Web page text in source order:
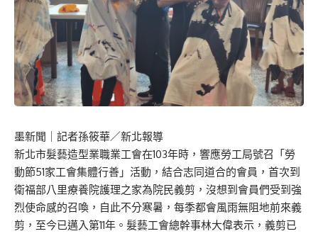
墨新聞 ｜記者孫筱華／新北報導
新北市髮藝造型業職業工會在103年時，響應勞工局號召「勞
動節51家工會集體行善」活動，結合志同道合的會員，首次到
衛福部八里療養院護理之家為院民義剪，沒想到會員們受到強
烈使命感的召喚，自此不分寒暑，每季都會風雨無阻地前來義
剪，至今已邁入第11年。髮藝工會總幹事林大偉表示，義剪已